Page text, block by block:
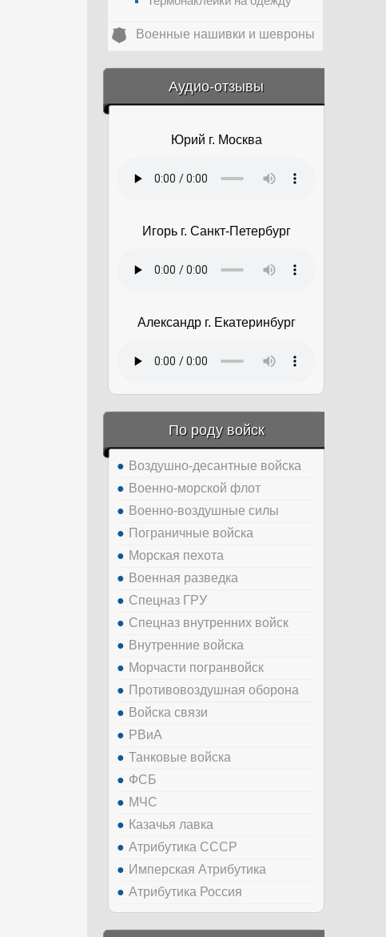
Военные нашивки и шевроны
Аудио-отзывы
&amp;nbsp;
Юрий г. Москва
Игорь г. Санкт-Петербург
Александр г. Екатеринбург
По роду войск
Воздушно-десантные войска
Военно-морской флот
Военно-воздушные силы
Пограничные войска
Морская пехота
Военная разведка
Спецназ ГРУ
Спецназ внутренних войск
Внутренние войска
Морчасти погранвойск
Противовоздушная оборона
Войска связи
РВиА
Танковые войска
ФСБ
МЧС
Казачья лавка
Атрибутика СССР
Имперская Атрибутика
Атрибутика Россия